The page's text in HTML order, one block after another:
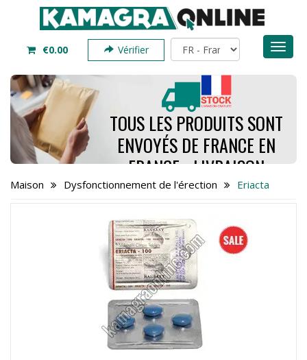
€0.00 Vérifier
TOUS LES PRODUITS SONT
ENVOYÉS DE FRANCE EN
FRANCE - LIVRAISON
PREND SEULEMENT 4 À 7
MAINTENANT
Maison Dysfonctionnement de l'érection Eriacta